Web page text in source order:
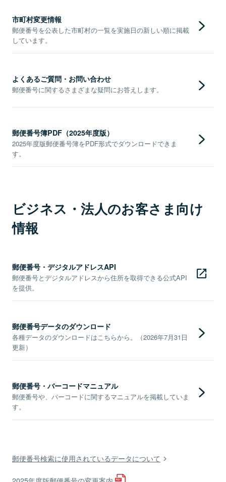
市町村変更情報
郵便番号を公表した市町村の一覧を実施日の新しい順に掲載
しています。
よくあるご質問・お問い合わせ
郵便番号に関するさまざまな疑問にお答えします。
郵便番号簿PDF（2025年度版）
2025年度版郵便番号簿をPDF形式でダウンロードできま
す。
ビジネス・法人のお客さま向け
情報
郵便番号・デジタルアドレスAPI
郵便番号とデジタルアドレスから住所を取得できる公式API
を提供。
郵便番号データのダウンロード
各種データのダウンロードはこちらから。（2026年7月31日
更新）
郵便番号・バーコードマニュアル
郵便番号や、バーコードに関するマニュアルを掲載していま
す。
郵便番号検索に使用されているデータについて